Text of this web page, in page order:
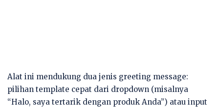
Alat ini mendukung dua jenis greeting message:
pilihan template cepat dari dropdown (misalnya
“Halo, saya tertarik dengan produk Anda”) atau input